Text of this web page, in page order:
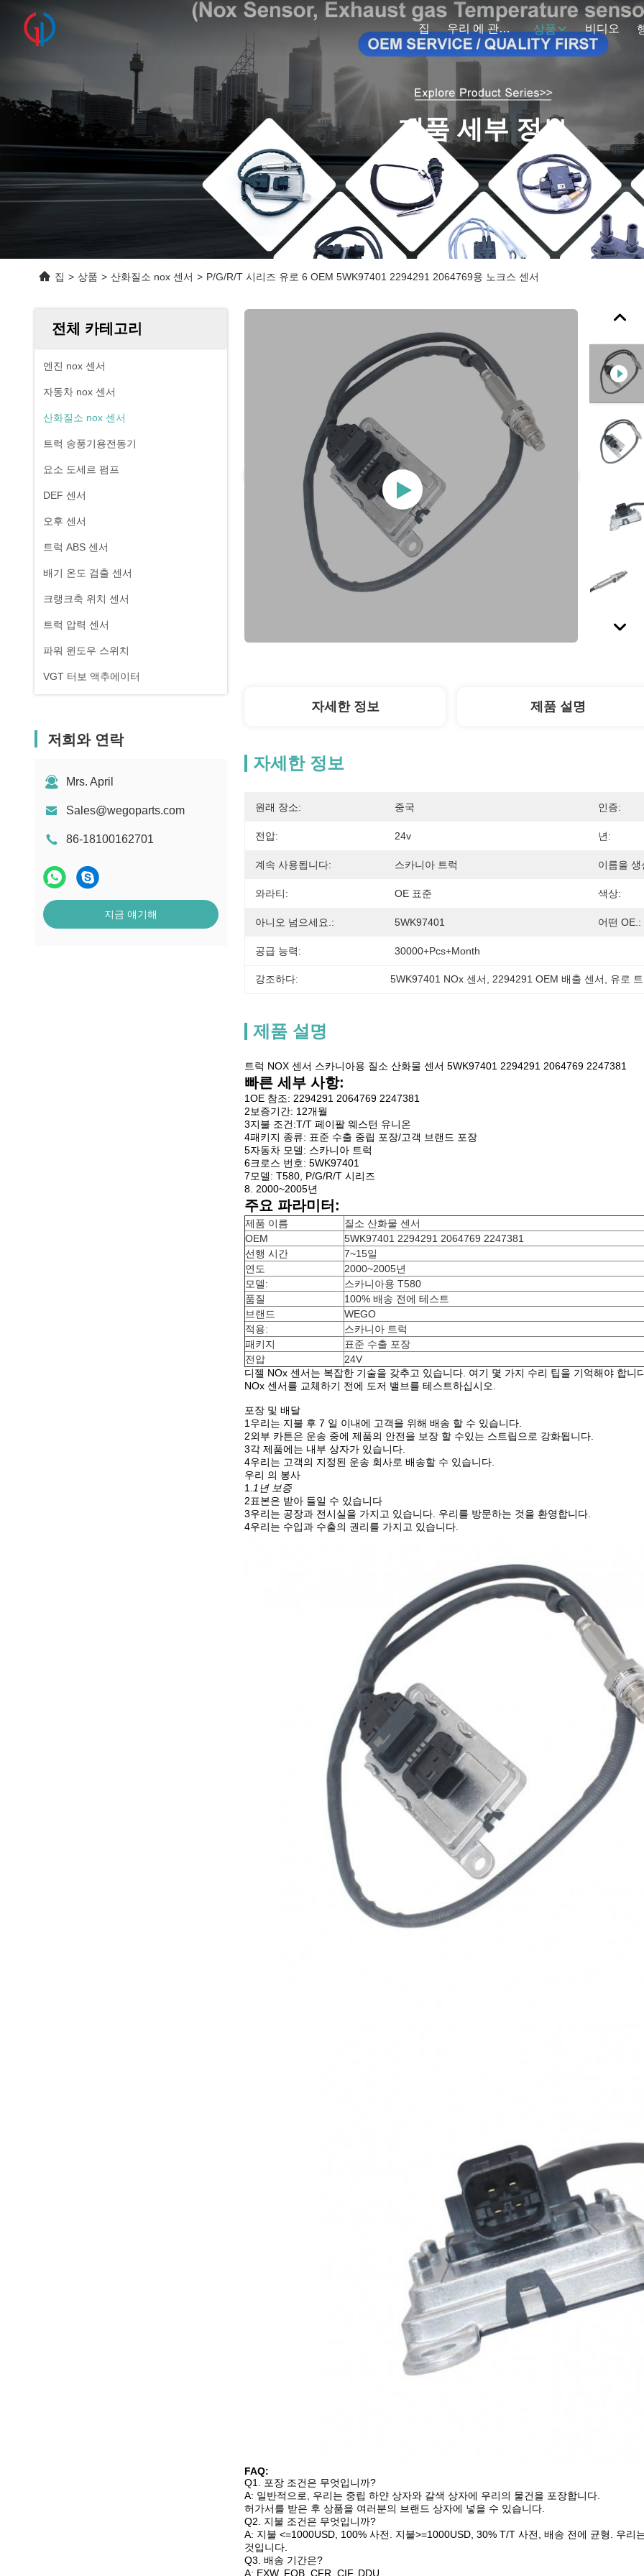
집 우리 에 관한 것 상품 비디오
제품 세부 정보
집 > 상품 > 산화질소 nox 센서 > P/G/R/T 시리즈 유로 6 OEM 5WK97401 2294291 2064769용 노크스 센서
전체 카테고리
엔진 nox 센서
자동차 nox 센서
산화질소 nox 센서
트럭 송풍기용전동기
요소 도세르 펌프
DEF 센서
오후 센서
트럭 ABS 센서
배기 온도 검출 센서
크랭크축 위치 센서
트럭 압력 센서
파워 윈도우 스위치
VGT 터보 액추에이터
저희와 연락
Mrs. April
Sales@wegoparts.com
86-18100162701
지금 얘기해
자세한 정보 제품 설명
자세한 정보
원래 장소: 중국 인증:
전압: 24v 년:
계속 사용됩니다: 스카니아 트럭 이름을
와라티: OE 표준 색상:
아니오 넘으세요.: 5WK97401 어떤 OE.:
공급 능력: 30000+Pcs+Month
강조하다: 5WK97401 NOx 센서 2294291 OEM 배출 센서 유로
제품 설명
트럭 NOX 센서 스카니아용 질소 산화물 센서 5WK97401 2294291 2064769 2247381
빠른 세부 사항:
1OE 참조: 2294291 2064769 2247381
2보증기간: 12개월
3지불 조건:T/T 페이팔 웨스턴 유니온
4패키지 종류: 표준 수출 중립 포장/고객 브랜드 포장
5자동차 모델: 스카니아 트럭
6크로스 번호: 5WK97401
7모델: T580, P/G/R/T 시리즈
8. 2000~2005년
주요 파라미터:
제품 이름
질소 산화물 센서
OEM
5WK97401 2294291 2064769 2247381
선행 시간
7~15일
연도
2000~2005년
모델:
스카니아용 T580
품질
100% 배송 전에 테스트
브랜드
WEGO
적용:
스카니아 트럭
패키지
표준 수출 포장
전압
24V
디젤 NOx 센서는 복잡한 기술을 갖추고 있습니다. 여기 몇 가지 수리 팁을 기억해야 합니
NOx 센서를 교체하기 전에 도저 밸브를 테스트하십시오.
포장 및 배달
1우리는 지불 후 7 일 이내에 고객을 위해 배송 할 수 있습니다.
2외부 카튼은 운송 중에 제품의 안전을 보장 할 수있는 스트립으로 강화됩니다.
3각 제품에는 내부 상자가 있습니다.
4우리는 고객의 지정된 운송 회사로 배송할 수 있습니다.
우리 의 봉사
1. 1년 보증
2표본은 받아 들일 수 있습니다
3우리는 공장과 전시실을 가지고 있습니다. 우리를 방문하는 것을 환영합니다.
4우리는 수입과 수출의 권리를 가지고 있습니다.
FAQ:
Q1. 포장 조건은 무엇입니까?
A: 일반적으로, 우리는 중립 하얀 상자와 갈색 상자에 우리의 물건을 포장합니다.
허가서를 받은 후 상품을 여러분의 브랜드 상자에 넣을 수 있습니다.
Q2. 지불 조건은 무엇입니까?
A: 지불 <=1000USD, 100% 사전. 지불>=1000USD, 30% T/T 사전, 배송 전에 균형. 우
것입니다.
Q3. 배송 기간은?
A: EXW, FOB, CFR, CIF, DDU.